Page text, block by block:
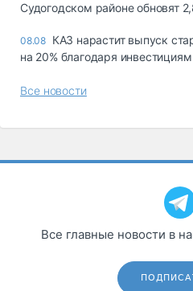
Судогодском районе обновят
08.08 КАЗ нарастит выпуск
на 20% благодаря
Все новости
Все главные новости в